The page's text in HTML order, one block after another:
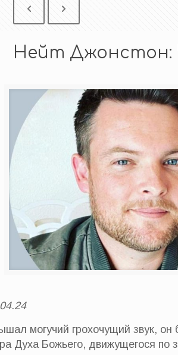
Нейт Джонстон:
могучий грохочущий звук,
Духа Божьего, движущегося по